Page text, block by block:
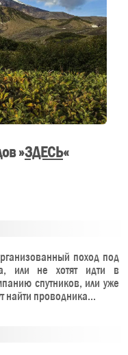
»ЗДЕСЬ«
поход под
или не хотят идти в
спутников, или уже
найти проводника...